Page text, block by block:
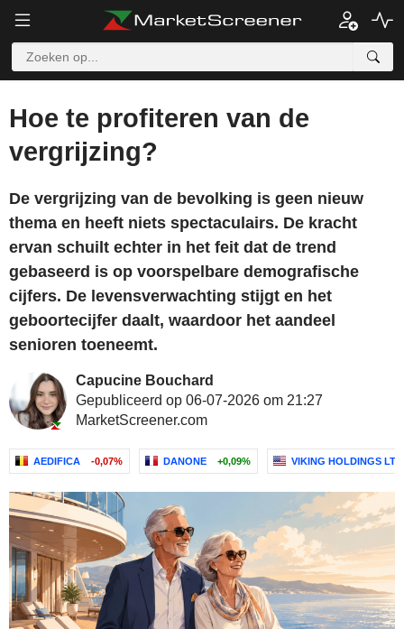
Hoe te profiteren van de
vergrijzing?
De vergrijzing van de bevolking is geen nieuw
thema en heeft niets spectaculairs. De kracht
ervan schuilt echter in het feit dat de trend
gebaseerd is op voorspelbare demografische
cijfers. De levensverwachting stijgt en het
geboortecijfer daalt, waardoor het aandeel
senioren toeneemt.
Capucine Bouchard
Gepubliceerd op 06-07-2026 om 21:27
MarketScreener.com
AEDIFICA -0,07% DANONE +0,09% VIKING HOLDINGS LTD